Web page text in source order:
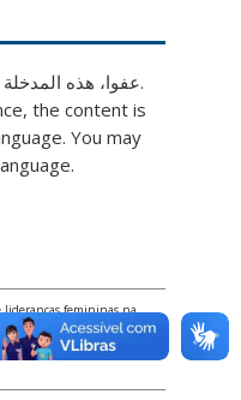
عفوا، هذه.
the content is
You may
lideranças femininas na